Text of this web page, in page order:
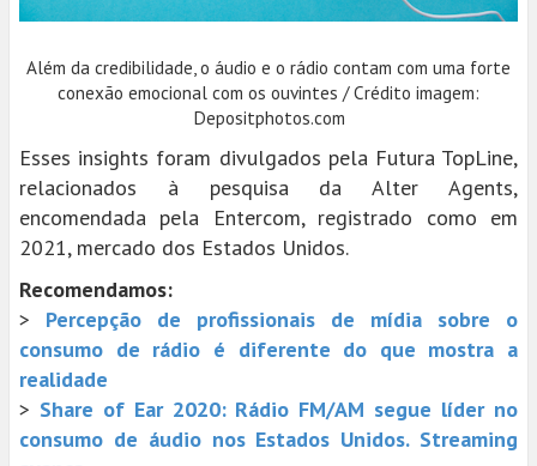
Além da credibilidade, o áudio e o rádio contam com uma forte
conexão emocional com os ouvintes / Crédito imagem:
Depositphotos.com
Esses insights foram divulgados pela Futura TopLine,
relacionados à pesquisa da Alter Agents,
encomendada pela Entercom, registrado como em
2021, mercado dos Estados Unidos.
Recomendamos:
> Percepção de profissionais de mídia sobre o
consumo de rádio é diferente do que mostra a
realidade
> Share of Ear 2020: Rádio FM/AM segue líder no
consumo de áudio nos Estados Unidos. Streaming